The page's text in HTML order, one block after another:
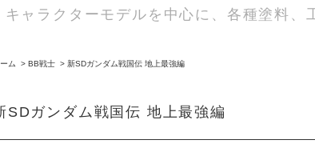
ャラクターモデルを中心に、各種塗料、
ム > BB戦士 > 新SDガンダム戦国伝 地上最強編
SDガンダム戦国伝 地上最強編